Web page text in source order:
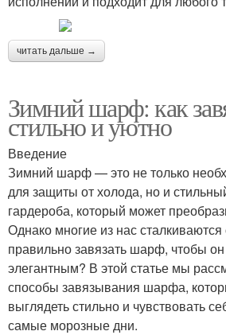
читать дальше →
Зимний шарф: как
стильно и уютно
Введение
Зимний шарф — это не только
для защиты от холода, но и
гардероба, который может
Однако многие из нас
правильно завязать шарф, чтобы
элегантным? В этой статье мы
способы завязывания шарфа,
выглядеть стильно и чувствовать
самые морозные дни.